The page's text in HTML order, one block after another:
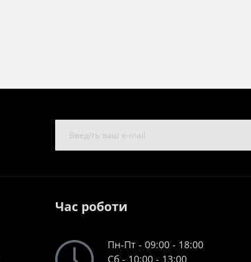
Час роботи
Пн-Пт - 09:00 - 18:00
Сб - 10:00 - 13:00